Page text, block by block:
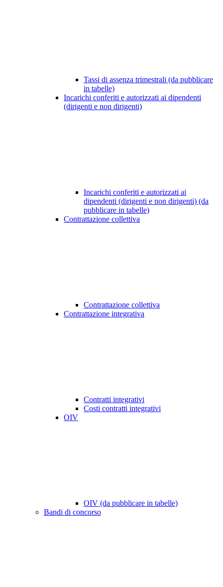
Tassi di assenza trimestrali (da pubblicare
in tabelle)
Incarichi conferiti e autorizzati ai dipendenti
(dirigenti e non dirigenti)
Incarichi conferiti e autorizzati ai
dipendenti (dirigenti e non dirigenti) (da
pubblicare in tabelle)
Contrattazione collettiva
Contrattazione collettiva
Contrattazione integrativa
Contratti integrativi
Costi contratti integrativi
OIV
OIV (da pubblicare in tabelle)
Bandi di concorso